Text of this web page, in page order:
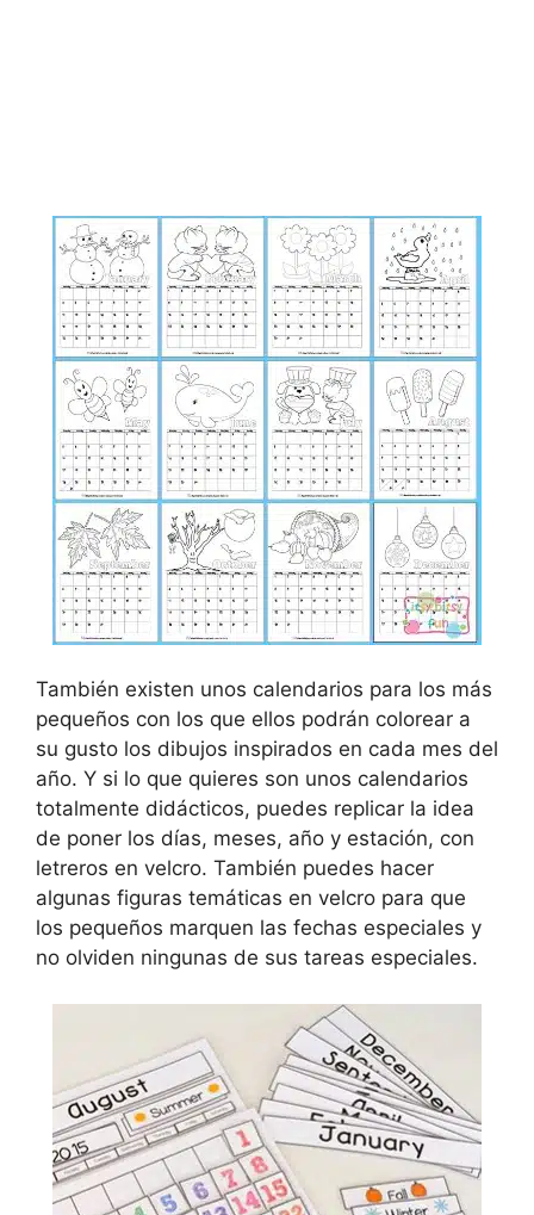
También existen unos calendarios para los más
pequeños con los que ellos podrán colorear a
su gusto los dibujos inspirados en cada mes del
año. Y si lo que quieres son unos calendarios
totalmente didácticos, puedes replicar la idea
de poner los días, meses, año y estación, con
letreros en velcro. También puedes hacer
algunas figuras temáticas en velcro para que
los pequeños marquen las fechas especiales y
no olviden ningunas de sus tareas especiales.